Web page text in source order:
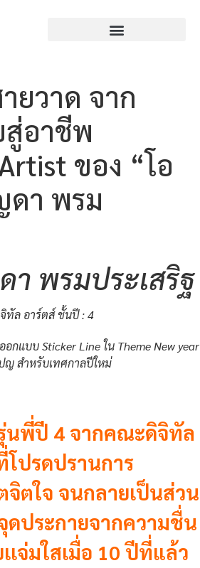
ยวาด จาก
อาชีพ
ของ “โอ
า พรม
พรมประเสริฐ
ทัล อาร์ตส์ชั้นปี : 4
กแบบ Sticker Line ใน Theme New year
ญ สำหรับเทศกาลปีใหม่
นพี่ปี 4 จากคณะดิจิทัล
โปรดปรานการ
จิตใจ จนกลายเป็นส่วน
ดประกายจากความชื่น
จ่มใสเมื่อ 10 ปีที่แล้ว